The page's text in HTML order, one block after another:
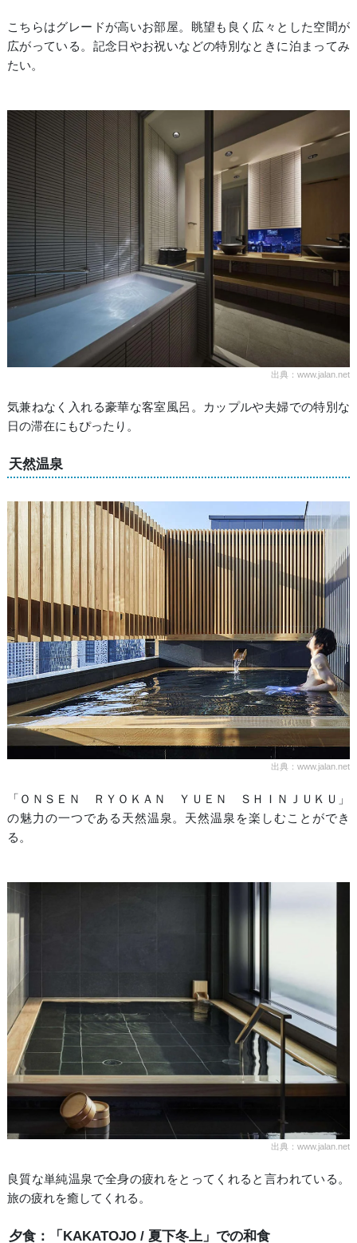
こちらはグレードが高いお部屋。眺望も良く広々とした空間が
広がっている。記念日やお祝いなどの特別なときに泊まってみ
たい。
出典：www.jalan.net
気兼ねなく入れる豪華な客室風呂。カップルや夫婦での特別な
日の滞在にもぴったり。
天然温泉
出典：www.jalan.net
「ＯＮＳＥＮ ＲＹＯＫＡＮ ＹＵＥＮ ＳＨＩＮＪＵＫＵ」
の魅力の一つである天然温泉。天然温泉を楽しむことができ
る。
出典：www.jalan.net
良質な単純温泉で全身の疲れをとってくれると言われている。
旅の疲れを癒してくれる。
夕食：「KAKATOJO / 夏下冬上」での和食